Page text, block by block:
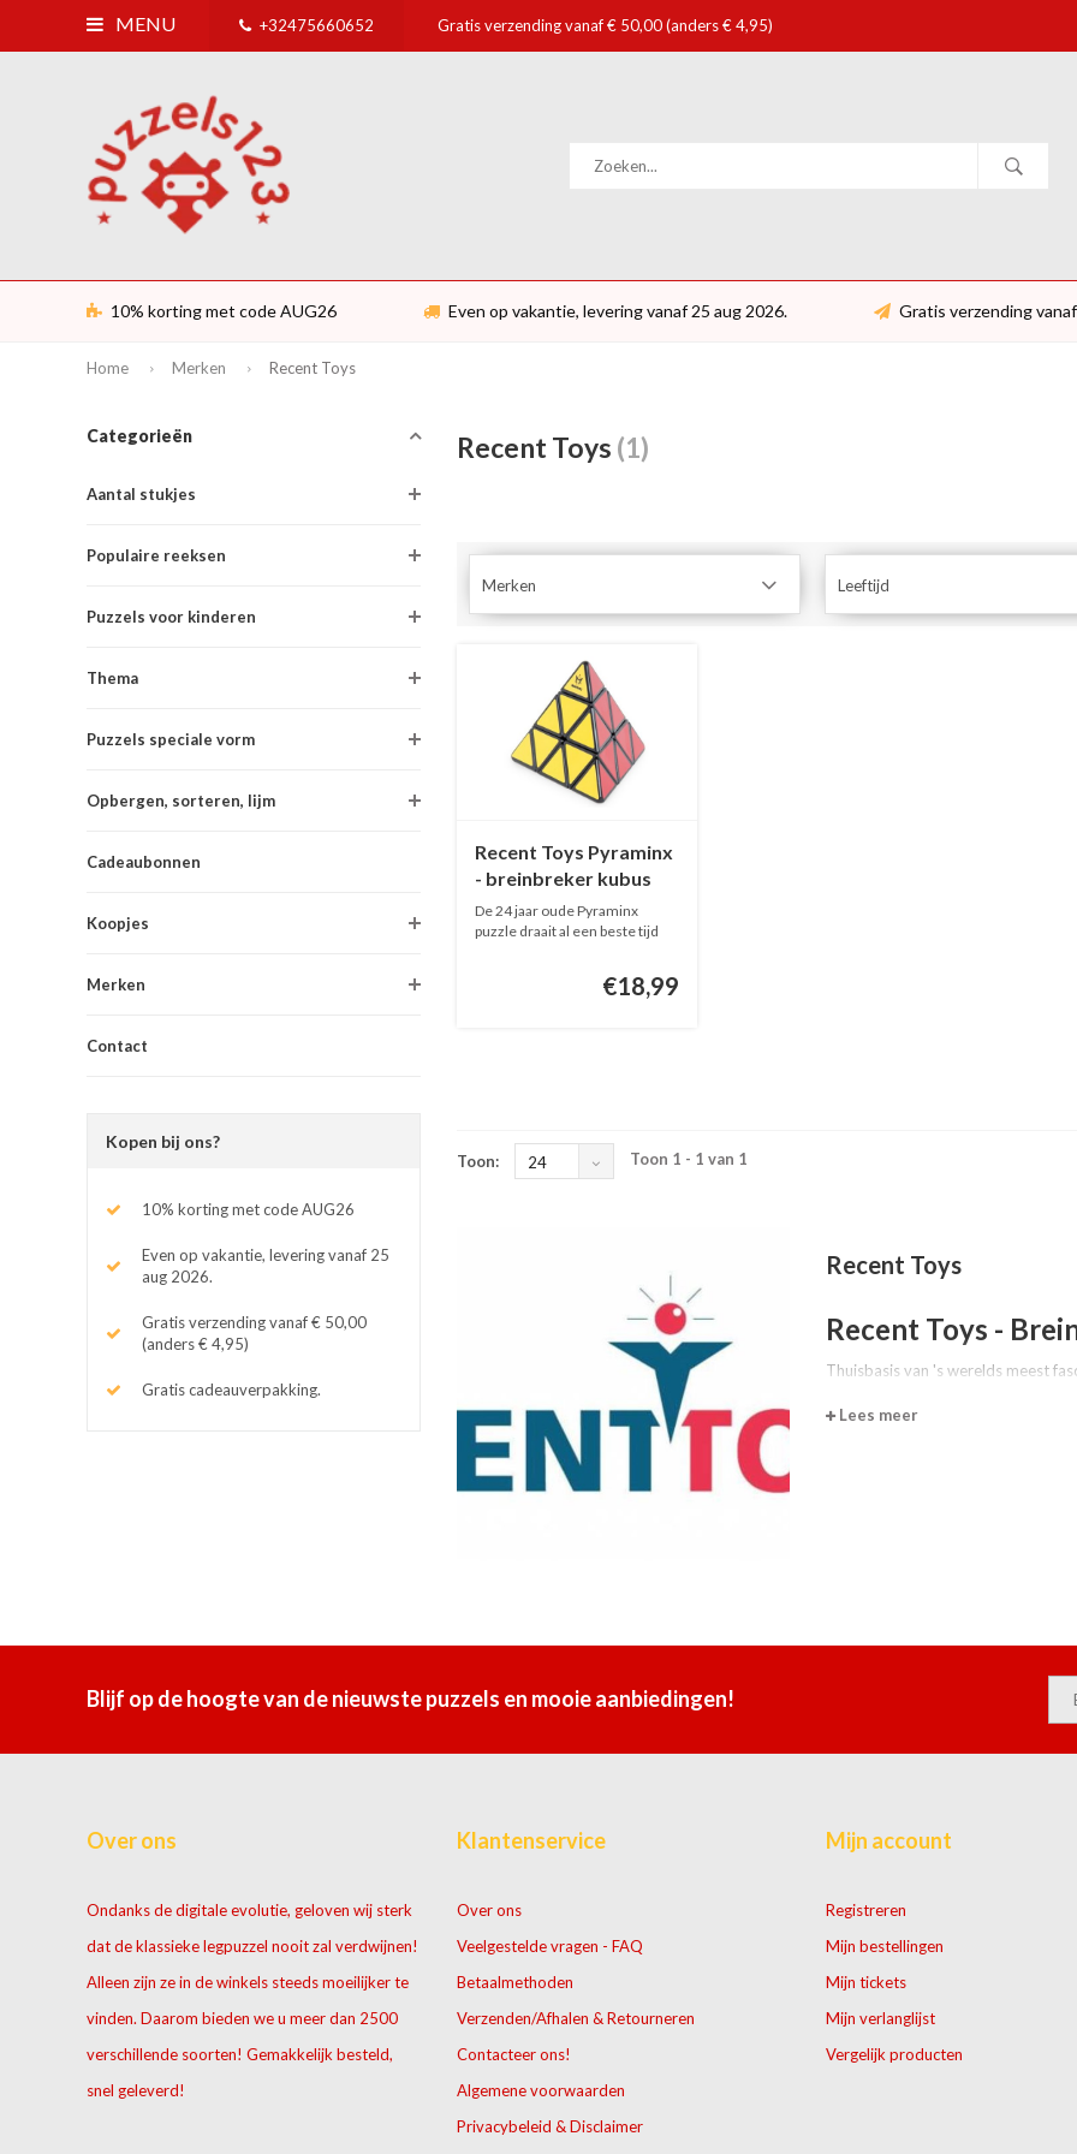
MENU +32475660652 Gratis verzending vanaf € 50,00 (anders € 4,95)
10% korting met code AUG26 Even op vakantie, levering vanaf 25 aug 2026. Gratis verzending
Home Merken Recent Toys
Categorieën
Aantal stukjes
Populaire reeksen
Puzzels voor kinderen
Thema
Puzzels speciale vorm
Opbergen, sorteren, lijm
Cadeaubonnen
Koopjes
Merken
Contact
Kopen bij ons?
10% korting met code AUG26
Even op vakantie, levering vanaf 25
aug 2026.
Gratis verzending vanaf € 50,00
(anders € 4,95)
Gratis cadeauverpakking.
Recent Toys (1)
Merken Leeftijd
Recent Toys Pyraminx
- breinbreker kubus
De 24 jaar oude Pyraminx
puzzle draait al een beste tijd
€18,99
Toon: 24 Toon 1 - 1 van 1
Recent Toys
Recent Toys -
Thuisbasis van 's werelds meest
geïnspireerde collectie van
Lees meer
Blijf op de hoogte van de nieuwste puzzels en mooie aanbiedingen!
Over ons
Ondanks de digitale evolutie, geloven wij sterk
dat de klassieke legpuzzel nooit zal verdwijnen!
Alleen zijn ze in de winkels steeds moeilijker te
vinden. Daarom bieden we u meer dan 2500
verschillende soorten! Gemakkelijk besteld,
snel geleverd!
Klantenservice
Over ons
Veelgestelde vragen - FAQ
Betaalmethoden
Verzenden/Afhalen & Retourneren
Contacteer ons!
Algemene voorwaarden
Privacybeleid & Disclaimer
Mijn account
Registreren
Mijn bestellingen
Mijn tickets
Mijn verlanglijst
Vergelijk producten